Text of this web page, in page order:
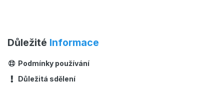
Důležité Informace
Podmínky používání
Důležitá sdělení